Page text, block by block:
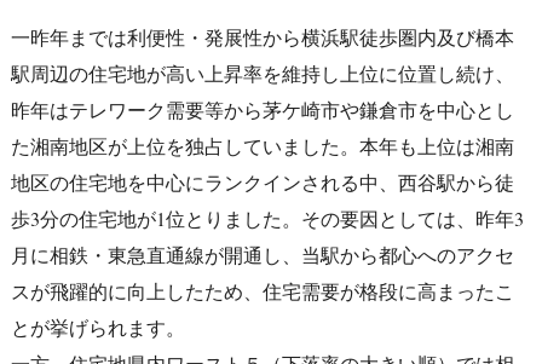
一昨年までは利便性・発展性から横浜駅徒歩圏内及び橋本
駅周辺の住宅地が高い上昇率を維持し上位に位置し続け、
昨年はテレワーク需要等から茅ケ崎市や鎌倉市を中心とし
た湘南地区が上位を独占していました。本年も上位は湘南
地区の住宅地を中心にランクインされる中、西谷駅から徒
歩3分の住宅地が1位とりました。その要因としては、昨年3
月に相鉄・東急直通線が開通し、当駅から都心へのアクセ
スが飛躍的に向上したため、住宅需要が格段に高まったこ
とが挙げられます。